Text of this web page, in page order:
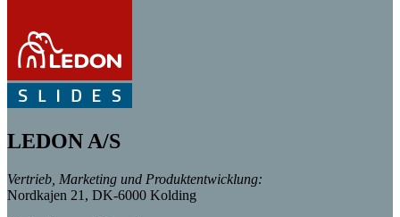
LEDON A/S
Vertrieb, Marketing und Produktentwicklung:
Nordkajen 21, DK-6000 Kolding